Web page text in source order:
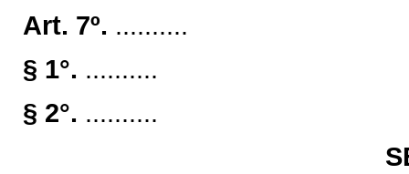
Art. 7º. ..........
§ 1°. ..........
§ 2°. ..........